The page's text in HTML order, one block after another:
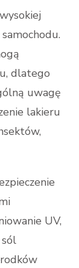
dlatego
uwagę
lakieru
UV,
sól